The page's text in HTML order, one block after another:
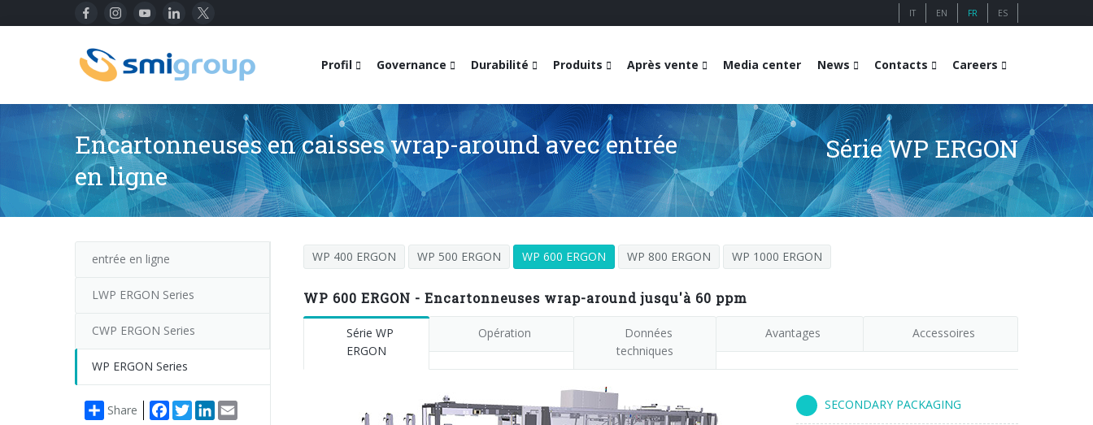
IT EN FR ES
Profil Governance Durabilité Produits Après vente Media center News Contacts Careers
Encartonneuses en caisses wrap-around avec entrée
en ligne
Série WP ERGON
entrée en ligne
LWP ERGON Series
CWP ERGON Series
WP ERGON Series
Share Facebook
TwitterLinkedIn
WP 400 ERGON WP 500 ERGON WP 600 ERGON WP 800 ERGON WP 1000 ERGON
WP 600 ERGON - Encartonneuses wrap-around jusqu'à 60 ppm
Série WP
ERGON
Opération
Données
techniques
Avantages Accessoires
SECONDARY PACKAGING